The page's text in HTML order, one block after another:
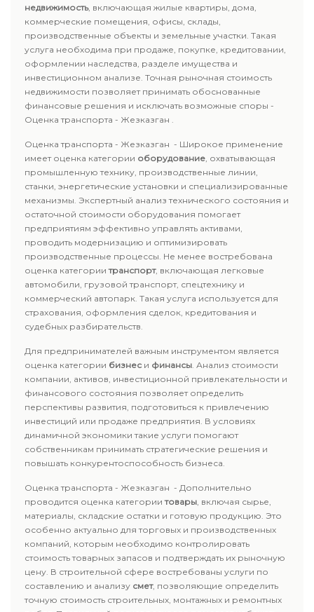
недвижимость, включающая жилые квартиры, дома,
коммерческие помещения, офисы, склады,
производственные объекты и земельные участки. Такая
услуга необходима при продаже, покупке, кредитовании,
оформлении наследства, разделе имущества и
инвестиционном анализе. Точная рыночная стоимость
недвижимости позволяет принимать обоснованные
финансовые решения и исключать возможные споры -
Оценка транспорта - Жезказган .
Оценка транспорта - Жезказган - Широкое применение
имеет оценка категории оборудование, охватывающая
промышленную технику, производственные линии,
станки, энергетические установки и специализированные
механизмы. Экспертный анализ технического состояния и
остаточной стоимости оборудования помогает
предприятиям эффективно управлять активами,
проводить модернизацию и оптимизировать
производственные процессы. Не менее востребована
оценка категориитранспорт, включающая легковые
автомобили, грузовой транспорт, спецтехнику и
коммерческий автопарк. Такая услуга используется для
страхования, оформления сделок, кредитования и
судебных разбирательств.
Для предпринимателей важным инструментом является
оценка категории бизнес и финансы. Анализ стоимости
компании, активов, инвестиционной привлекательности и
финансового состояния позволяет определить
перспективы развития, подготовиться к привлечению
инвестиций или продаже предприятия. В условиях
динамичной экономики такие услуги помогают
собственникам принимать стратегические решения и
повышать конкурентоспособность бизнеса.
Оценка транспорта - Жезказган - Дополнительно
проводится оценка категориитовары, включая сырье,
материалы, складские остатки и готовую продукцию. Это
особенно актуально для торговых и производственных
компаний, которым необходимо контролировать
стоимость товарных запасов и подтверждать их рыночную
цену. В строительной сфере востребованы услуги по
составлению и анализу смет, позволяющие определить
точную стоимость строительных, монтажных и ремонтных